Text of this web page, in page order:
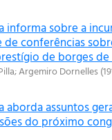
informa sobre a
de conferências
de borges de
;Argemiro Dornelles(
aborda assuntos
do próximo